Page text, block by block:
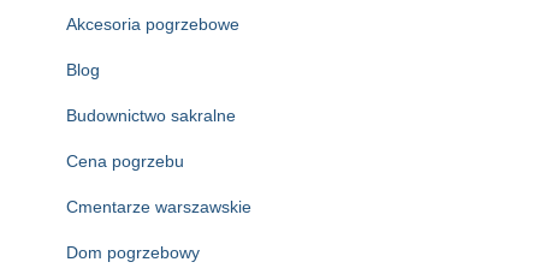
Akcesoria pogrzebowe
Blog
Budownictwo sakralne
Cena pogrzebu
Cmentarze warszawskie
Dom pogrzebowy